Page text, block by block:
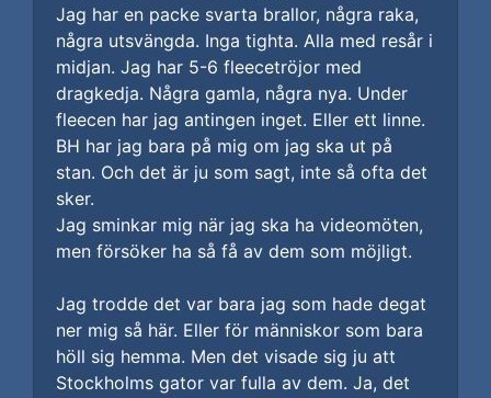
Jag har en packe svarta brallor, några raka,
några utsvängda. Inga tighta. Alla med resår i
midjan. Jag har 5-6 fleecetröjor med
dragkedja. Några gamla, några nya. Under
fleecen har jag antingen inget. Eller ett linne.
BH har jag bara på mig om jag ska ut på
stan. Och det är ju som sagt, inte så ofta det
sker.
Jag sminkar mig när jag ska ha videomöten,
men försöker ha så få av dem som möjligt.
Jag trodde det var bara jag som hade degat
ner mig så här. Eller för människor som bara
höll sig hemma. Men det visade sig ju att
Stockholms gator var fulla av dem. Ja, det